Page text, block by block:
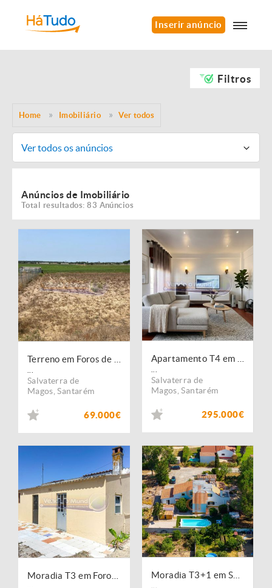
Inserir anúncio
Filtros
Home Imobiliário Ver todos
Ver todos os anúncios
Anúncios de Imobiliário
Total resultados: 83 Anúncios
Salvaterra de
Magos ,Santarém
69.000€
Salvaterra de
Magos ,Santarém
295.000€